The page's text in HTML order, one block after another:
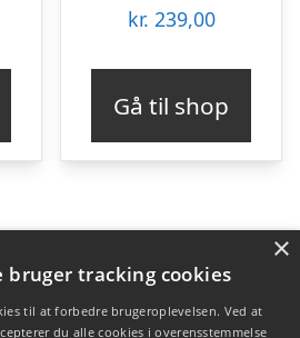
kr. 239,00
Gå til shop
×
bruger tracking cookies
til at forbedre brugeroplevelsen. Ved at
du alle cookies i overensstemmelse